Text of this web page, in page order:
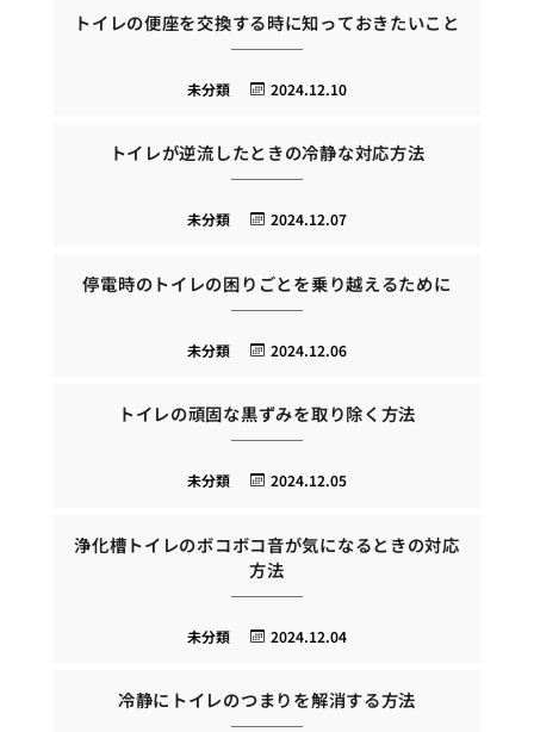
トイレの便座を交換する時に知っておきたいこと
2024.12.10
未分類
トイレが逆流したときの冷静な対応方法
2024.12.07
未分類
停電時のトイレの困りごとを乗り越えるために
2024.12.06
未分類
トイレの頑固な黒ずみを取り除く方法
2024.12.05
未分類
浄化槽トイレのボコボコ音が気になるときの対応
方法
2024.12.04
未分類
冷静にトイレのつまりを解消する方法